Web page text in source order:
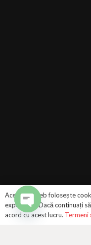
Acest site web folosește
experiența. Dacă continuați
acord cu acest lucru. Termeni
Open